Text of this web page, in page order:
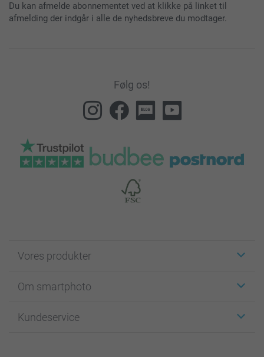
Du kan afmelde abonnementet ved at klikke på linket til
afmelding der indgår i alle de nyhedsbreve du modtager.
Følg os!
Vores produkter
Fotokort
Fotobøger
Om smartphoto
For affiliate
Kundeservice